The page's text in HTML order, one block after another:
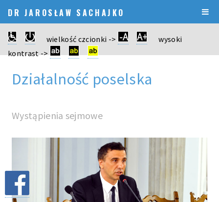
DR JAROSŁAW SACHAJKO
wielkość czcionki ->
wysoki
kontrast ->
Działalność poselska
Wystąpienia sejmowe